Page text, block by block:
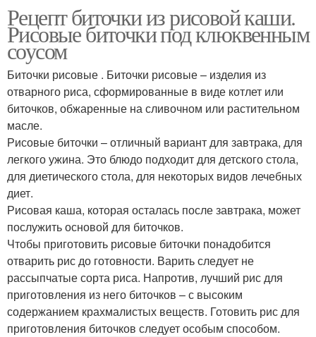
Рецепт биточки из рисовой каши.
Рисовые биточки под клюквенным
соусом
Биточки рисовые . Биточки рисовые – изделия из
отварного риса, сформированные в виде котлет или
биточков, обжаренные на сливочном или растительном
масле.
Рисовые биточки – отличный вариант для завтрака, для
легкого ужина. Это блюдо подходит для детского стола,
для диетического стола, для некоторых видов лечебных
диет.
Рисовая каша, которая осталась после завтрака, может
послужить основой для биточков.
Чтобы приготовить рисовые биточки понадобится
отварить рис до готовности. Варить следует не
рассыпчатые сорта риса. Напротив, лучший рис для
приготовления из него биточков – с высоким
содержанием крахмалистых веществ. Готовить рис для
приготовления биточков следует особым способом.